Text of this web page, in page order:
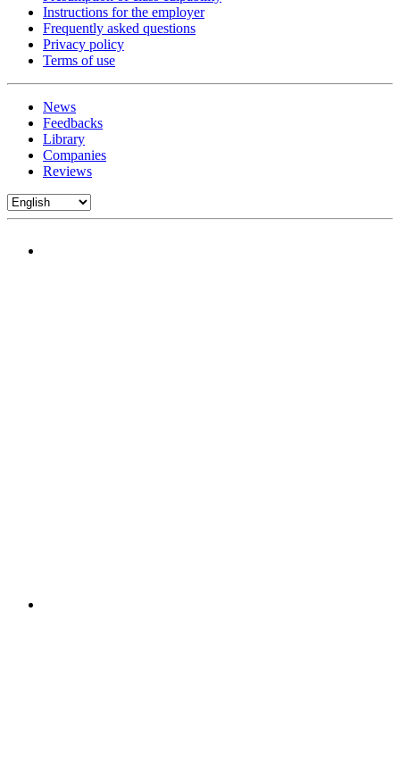
Instructions for the employer
Frequently asked questions
Privacy policy
Terms of use
News
Feedbacks
Library
Companies
Reviews